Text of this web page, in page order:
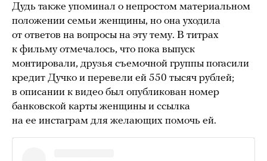
Дудь также упоминал о непростом материальном
положении семьи женщины, но она уходила
от ответов на вопросы на эту тему. В титрах
к фильму отмечалось, что пока выпуск
монтировали, друзья съемочной группы погасили
кредит Дучко и перевели ей 550 тысяч рублей;
в описании к видео был опубликован номер
банковской карты женщины и ссылка
на ее инстаграм для желающих помочь ей.